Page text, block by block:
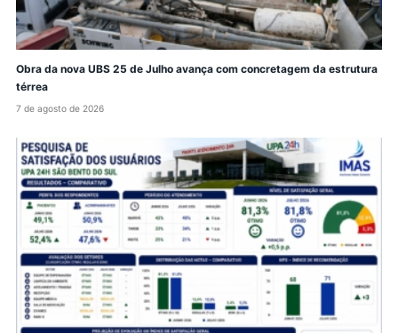
Obra da nova UBS 25 de Julho avança com concretagem da estrutura
térrea
7 de agosto de 2026